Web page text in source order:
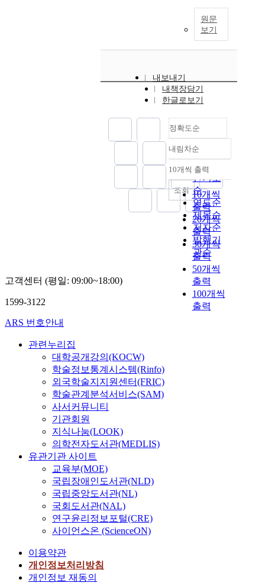
원문
보기
내보내기
내책장담기
한글로보기
정확도순
정확도
순
인기도
순
연도순
제목순
저자순
발행기
관순
내림차순
내림차순
10개씩 출력
10개씩
출력
20개씩
출력
30개씩
출력
50개씩
출력
100개씩
출력
조회
고객센터 (평일: 09:00~18:00)
1599-3122
ARS 번호안내
관련누리집
대학공개강의(KOCW)
학술정보통계시스템(Rinfo)
외국학술지지원센터(FRIC)
학술관계분석서비스(SAM)
사서커뮤니티
기관회원
지식나눔(LOOK)
의학전자도서관(MEDLIS)
유관기관 사이트
교육부(MOE)
국립장애인도서관(NLD)
국립중앙도서관(NL)
국회도서관(NAL)
연구윤리정보포털(CRE)
사이언스온 (ScienceON)
이용약관
개인정보처리방침
개인정보 재동의